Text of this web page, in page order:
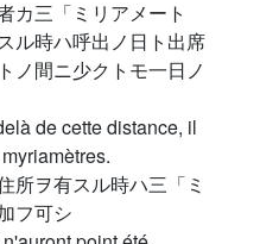
カ三「ミリアメート
ル時ハ呼出ノ日ト出席
ノ間ニ少クトモ一日ノ
de cette distance, il
所ヲ有スル時ハ三「ミ
フ可シ